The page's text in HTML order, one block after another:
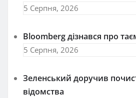
5 Серпня, 2026
Bloomberg дізнався про
5 Серпня, 2026
Зеленський доручив
відомства